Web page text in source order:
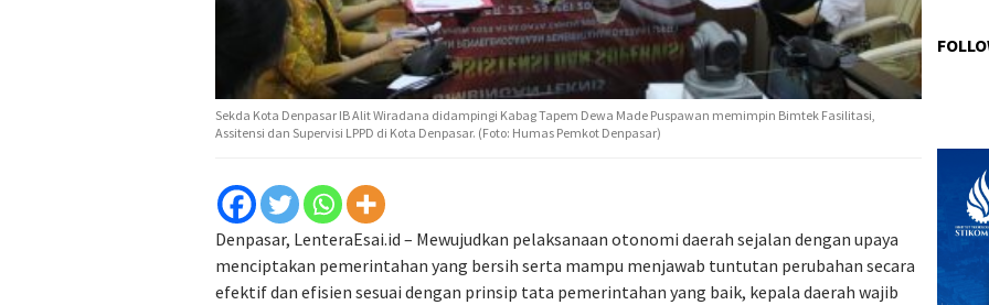
Sekda Kota Denpasar IB Alit Wiradana didampingi Kabag Tapem Dewa Made Puspawan memimpin Bimtek Fasilitasi,
Assitensi dan Supervisi LPPD di Kota Denpasar. (Foto: Humas Pemkot Denpasar)
Denpasar, LenteraEsai.id – Mewujudkan pelaksanaan otonomi daerah sejalan dengan upaya
menciptakan pemerintahan yang bersih serta mampu menjawab tuntutan perubahan secara
efektif dan efisien sesuai dengan prinsip tata pemerintahan yang baik, kepala daerah wajib